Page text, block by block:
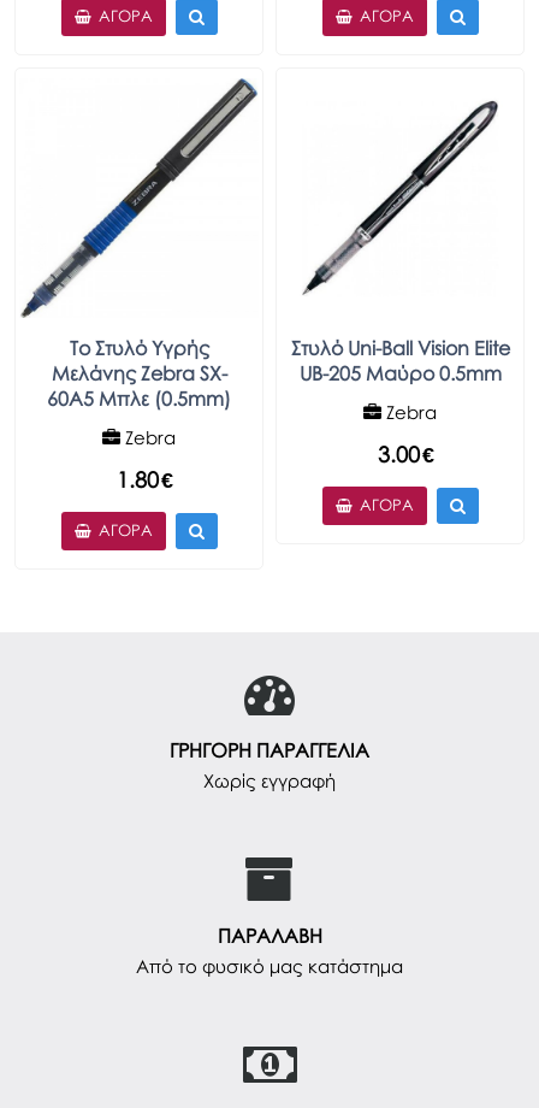
ΑΓΟΡΆ ΑΓΟΡΆ
Το Στυλό Υγρής
Μελάνης Zebra SX-
60A5 Μπλε (0.5mm)
Zebra
1.80€
ΑΓΟΡΆ
Στυλό Uni-Ball Vision Elite
UB-205 Μαύρο 0.5mm
Zebra
3.00€
ΑΓΟΡΆ
ΓΡΗΓΟΡΗ ΠΑΡΑΓΓΕΛΙΑ
Χωρίς εγγραφή
ΠΑΡΑΛΑΒΗ
Από το φυσικό μας κατάστημα